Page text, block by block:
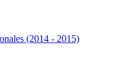
(2014 - 2015)